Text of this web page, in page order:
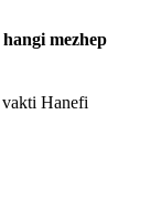
mezhep
vakti Hanefi